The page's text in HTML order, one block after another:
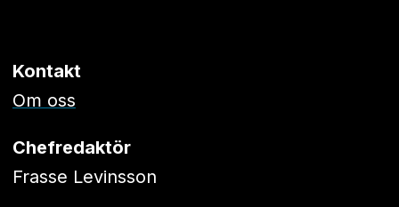
Kontakt
Om oss
Chefredaktör
Frasse Levinsson